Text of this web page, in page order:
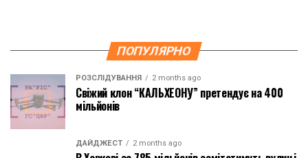
ПОПУЛЯРНО
РОЗСЛІДУВАННЯ 2 months ago
Свіжий клон “КАЛЬХЕОНУ” претендує на 400
мільйонів
ДАЙДЖЕСТ 2 months ago